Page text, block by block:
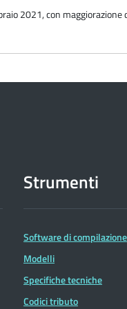
2021, con maggiorazione
Strumenti
Software di compilazione
Modelli
Specifiche tecniche
Codici tributo